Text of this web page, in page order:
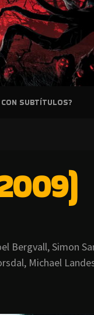
SUBTÍTULOS?
Bergvall, Simon
Michael